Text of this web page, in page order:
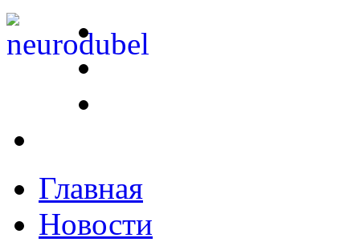
Главная
Новости